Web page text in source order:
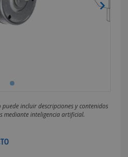
incluir descripciones y contenidos
mediante inteligencia artificial.